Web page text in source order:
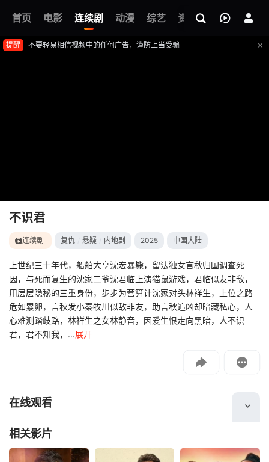
首页 电影 连续剧 动漫 综艺 资讯
不识君
提醒 不要轻易相信视频中的任何广告，谨防上当受骗
不识君
连续剧 复仇 悬疑 内地剧 2025 中国大陆
上世纪三十年代，船舶大亨沈宏暴毙，留法独女言秋归国调查死
因，与死而复生的沈家二爷沈君临上演猫鼠游戏，君临似友非敌，
用层层隐秘的三重身份，步步为营算计沈家对头林祥生，上位之路
危如累卵，言秋发小秦牧川似敌非友，助言秋追凶却暗藏私心，人
心难测踏歧路，林祥生之女林静音，因爱生恨走向黑暗，人不识
君，君不知我，...展开
影片报错
如遇无法播放请提交给我们
教程：把手机影片投到电视上播放
在线观看
相关影片